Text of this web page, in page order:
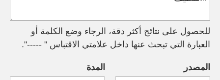
للحصول على نتائج أكثر دقة، الرجاء وضع الكلمة أو
العبارة التي تبحث عنها داخل علامتي الاقتباس " -----".
المصدر المدة